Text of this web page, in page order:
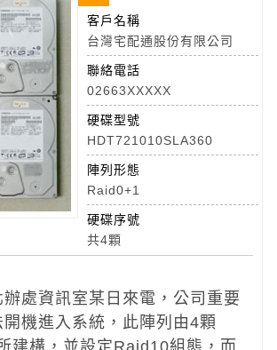
客戶名稱
台灣宅配通股份有限公司
聯絡電話
02663XXXXX
硬碟型號
HDT721010SLA360
陣列形態
Raid0+1
硬碟序號
共4顆
處資訊室某日來電，公司重要
機進入系統，此陣列由4顆
建構，並設定Raid10組態，而